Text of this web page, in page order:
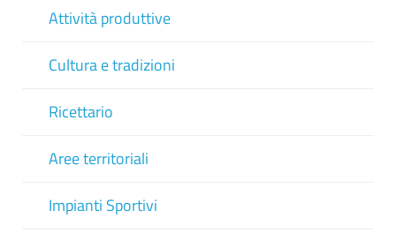
Attività produttive
Cultura e tradizioni
Ricettario
Aree territoriali
Impianti Sportivi